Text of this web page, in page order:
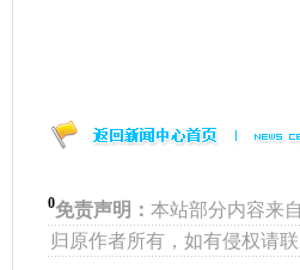
0免责声明： 本站部分内容来
归原作者所有，如有侵权请联